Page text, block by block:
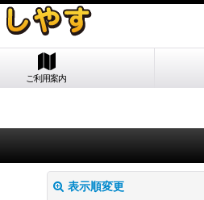
ご利用案内
表示順変更